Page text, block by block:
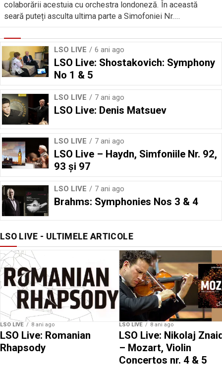
colaborării acestuia cu orchestra londoneză. În această
seară puteți asculta ultima parte a Simofoniei Nr....
LSO LIVE 6 ani ago
LSO Live: Shostakovich: Symphony
No 1 & 5
LSO LIVE 7 ani ago
LSO Live: Denis Matsuev
LSO LIVE 7 ani ago
LSO Live – Haydn, Simfoniile Nr. 92,
93 și 97
LSO LIVE 7 ani ago
Brahms: Symphonies Nos 3 & 4
LSO LIVE - ULTIMELE ARTICOLE
LSO LIVE 8 ani ago
LSO Live: Romanian
Rhapsody
LSO LIVE 8 ani ago
LSO Live: Nikolaj
– Mozart, Violin
Concertos nr. 4 & 5